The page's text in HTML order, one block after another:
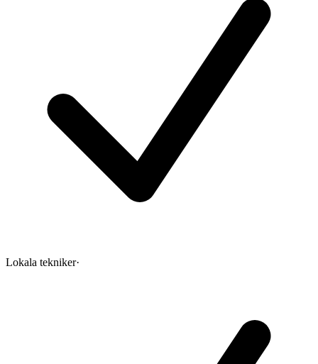
Lokala tekniker·